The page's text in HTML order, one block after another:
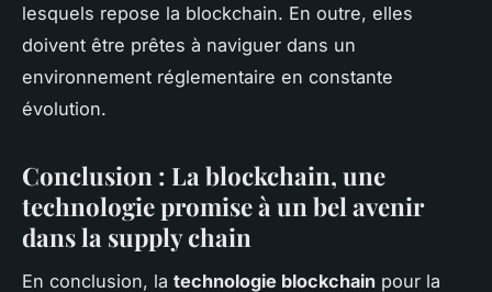
lesquels repose la blockchain. En outre, elles
doivent être prêtes à naviguer dans un
environnement réglementaire en constante
évolution.
Conclusion : La blockchain, une
technologie promise à un bel avenir
dans la supply chain
En conclusion, la technologie blockchain pour la